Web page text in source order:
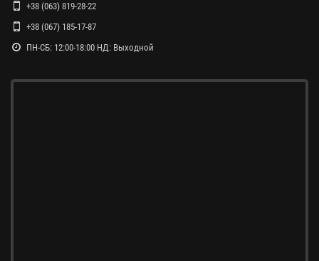
+38 (063) 819-28-22
+38 (067) 185-17-87
ПН-СБ: 12:00-18:00 НД: Выходной